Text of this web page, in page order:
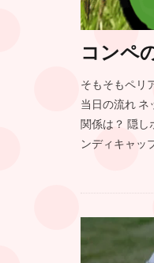
コンペ
そもそもペリ
当日の流れ
関係は？ 隠し
ンディキャッ